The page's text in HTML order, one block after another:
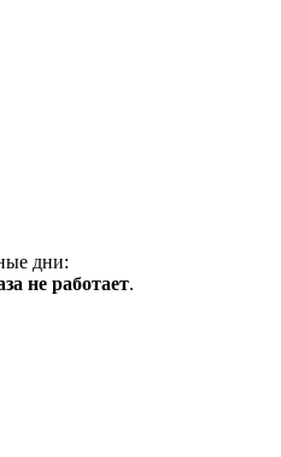
дни:
не работает.